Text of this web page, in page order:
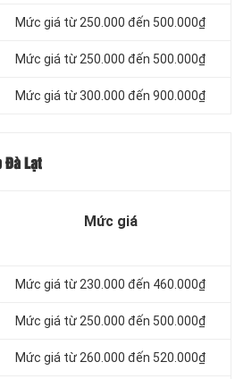
Mức giá từ 250.000 đến 500.000₫
Mức giá từ 250.000 đến 500.000₫
Mức giá từ 300.000 đến 900.000₫
Lạt
Mức giá
Mức giá từ 230.000 đến 460.000₫
Mức giá từ 250.000 đến 500.000₫
Mức giá từ 260.000 đến 520.000₫